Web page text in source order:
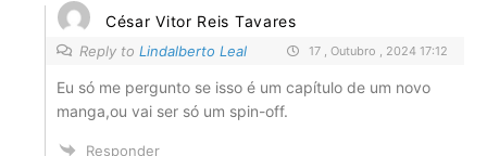
César Vitor Reis Tavares
Reply to Lindalberto Leal 17 , Outubro , 2024 17:12
Eu só me pergunto se isso é um capítulo de um novo
manga,ou vai ser só um spin-off.
Responder